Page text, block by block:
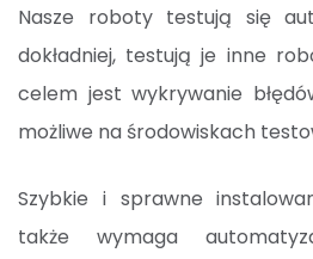
Nasze roboty testują się
dokładniej, testują je inne
celem jest wykrywanie
możliwe na środowiskach
Szybkie i sprawne
także wymaga